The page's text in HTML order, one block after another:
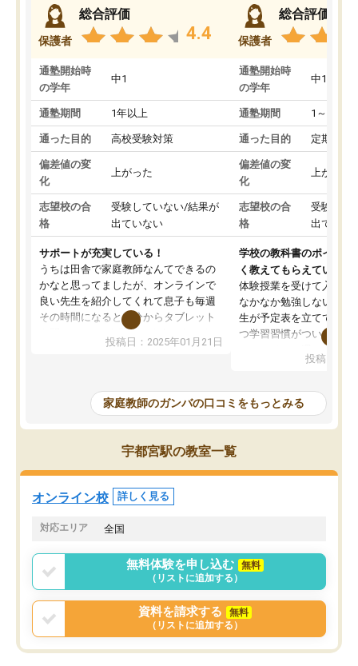
保護者
総合評価
4.4
通塾開始時
の学年
中1
通塾期間 1年以上
通った目的 高校受験対策
偏差値の変
化
上がった
志望校の合
格
受験していない/結果が
出ていない
サポートが充実している！
うちは田舎で家庭教師なんてできるの
かなと思ってましたが、オンラインで
良い先生を紹介してくれて息子も毎週
その時間になると自分からタブレット
を開いてzoomを繋げるようになりまし
た！5科目なんでもOKなのもとても気
めて1年ほどだった今では平均点以上の
科目が増えてきました！あと1年受験ま
であるので無料の週末教室を使用しな
がら頑張って欲しいと思います！
投稿日：2025年01月21日
保護者
総合評価
通塾開始時
の学年
中1
通塾期間 1～3ヵ月
通った目的 定期テス
偏差値の変
化
上がった
志望校の合
格
受験して
出ていな
学校の教科書のポイント
く教えてもらえている
体験授業を受けて入塾し
なかなか勉強しない息子
生が予定表を立ててくれ
つ学習習慣がついてきま
指導が無い日も予定表
問できるのでとても助か
投稿日：
家庭教師のガンバの口コミをもっとみる
宇都宮駅の教室一覧
オンライン校 詳しく見る
対応エリア 全国
無料体験を申し込む
無料
（リストに追加する）
資料を請求する
無料
（リストに追加する）